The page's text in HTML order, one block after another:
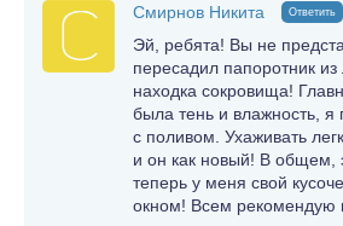
Смирнов Никита Ответить
Эй, ребята! Вы не
пересадил папоротник из
находка сокровища!
была тень и влажность, я
с поливом. Ухаживать
и он как новый! В общем,
теперь у меня свой
окном! Всем рекомендую